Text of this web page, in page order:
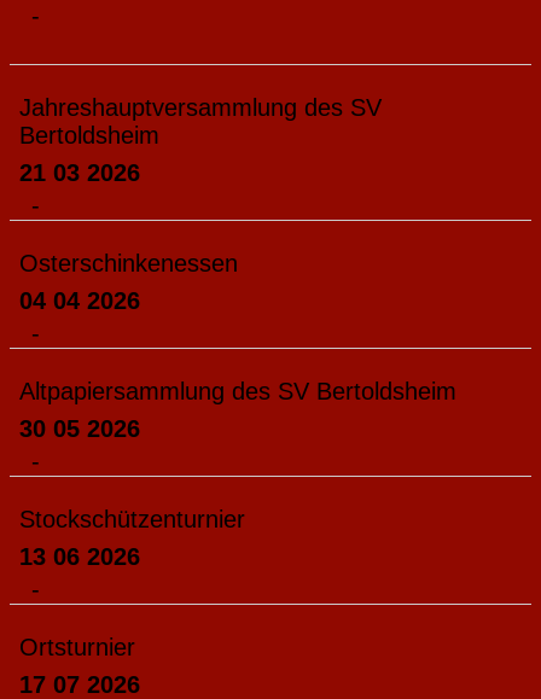
-
Jahreshauptversammlung des SV
Bertoldsheim
21 03 2026
-
Osterschinkenessen
04 04 2026
-
Altpapiersammlung des SV Bertoldsheim
30 05 2026
-
Stockschützenturnier
13 06 2026
-
Ortsturnier
17 07 2026